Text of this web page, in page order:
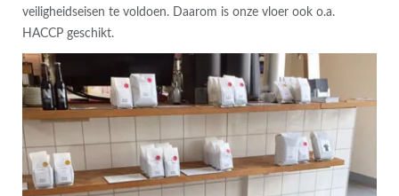
veiligheidseisen te voldoen. Daarom is onze vloer ook o.a.
HACCP geschikt.